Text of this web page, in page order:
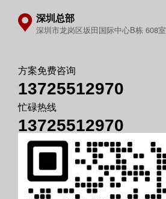
深圳总部
深圳市龙岗区坂田国际中心B栋 608室
方案免费咨询
13725512970
忙碌热线
13725512970